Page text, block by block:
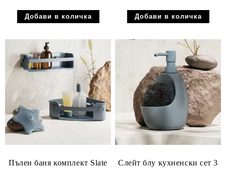
Пълен баня комплект Slate
Слейт блу кухненски сет 3